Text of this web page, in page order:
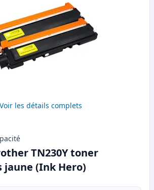
Voir les détails complets
TN230Y toner
jaune (Ink Hero)